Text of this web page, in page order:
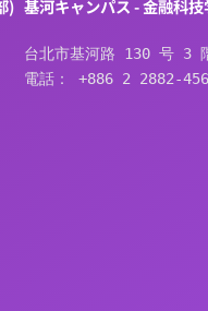
) 基河キャンパス - 金融科技
台北市基河路 130 号 3
電話： +886 2 2882-